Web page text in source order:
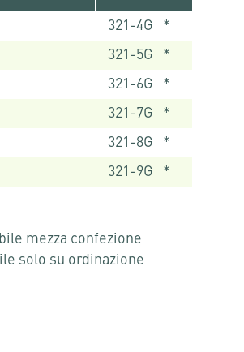
321-4G *
321-5G *
321-6G *
321-7G *
321-8G *
321-9G *
mezza confezione
solo su ordinazione